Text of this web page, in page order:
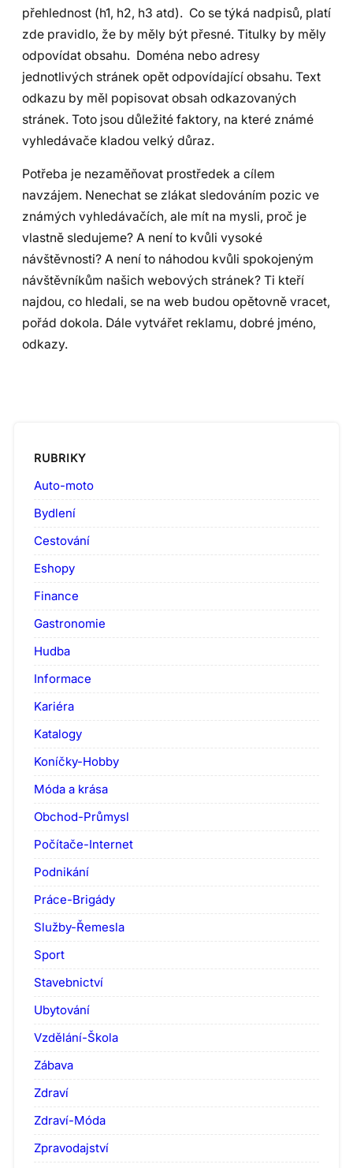
přehlednost (h1, h2, h3 atd). Co se týká nadpisů, platí
zde pravidlo, že by měly být přesné. Titulky by měly
odpovídat obsahu. Doména nebo adresy
jednotlivých stránek opět odpovídající obsahu. Text
odkazu by měl popisovat obsah odkazovaných
stránek. Toto jsou důležité faktory, na které známé
vyhledávače kladou velký důraz.
Potřeba je nezaměňovat prostředek a cílem
navzájem. Nenechat se zlákat sledováním pozic ve
známých vyhledávačích, ale mít na mysli, proč je
vlastně sledujeme? A není to kvůli vysoké
návštěvnosti? A není to náhodou kvůli spokojeným
návštěvníkům našich webových stránek? Ti kteří
najdou, co hledali, se na web budou opětovně vracet,
pořád dokola. Dále vytvářet reklamu, dobré jméno,
odkazy.
RUBRIKY
Auto-moto
Bydlení
Cestování
Eshopy
Finance
Gastronomie
Hudba
Informace
Kariéra
Katalogy
Koníčky-Hobby
Móda a krása
Obchod-Průmysl
Počítače-Internet
Podnikání
Práce-Brigády
Služby-Řemesla
Sport
Stavebnictví
Ubytování
Vzdělání-Škola
Zábava
Zdraví
Zdraví-Móda
Zpravodajství